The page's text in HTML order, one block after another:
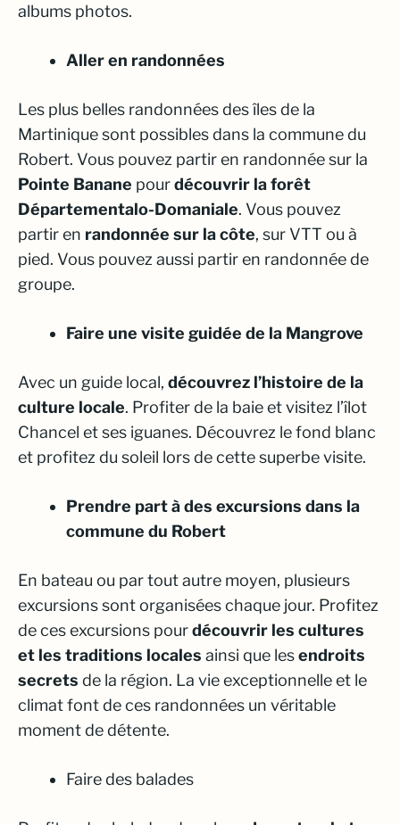
albums photos.
Aller en randonnées
Les plus belles randonnées des îles de la
Martinique sont possibles dans la commune du
Robert. Vous pouvez partir en randonnée sur la
Pointe Banane pourdécouvrir la forêt
Départementalo-Domaniale. Vous pouvez
partir en randonnée sur la côte, sur VTT ou à
pied. Vous pouvez aussi partir en randonnée de
groupe.
Faire une visite guidée de la Mangrove
Avec un guide local, découvrez l’histoire de la
culture locale. Profiter de la baie et visitez l’îlot
Chancel et ses iguanes. Découvrez le fond blanc
et profitez du soleil lors de cette superbe visite.
Prendre part à des excursions dans la
commune du Robert
En bateau ou par tout autre moyen, plusieurs
excursions sont organisées chaque jour. Profitez
de ces excursions pourdécouvrir les cultures
et les traditions locales ainsi que lesendroits
secrets de la région. La vie exceptionnelle et le
climat font de ces randonnées un véritable
moment de détente.
Faire des balades